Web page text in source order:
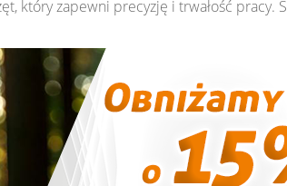
który zapewni precyzję i trwałość pracy.